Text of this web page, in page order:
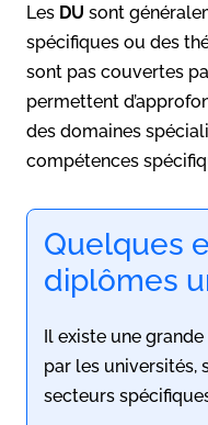
Les DU sont
spécifiques ou des
sont pas couvertes
permettent
des domaines
compétences
Quelques
diplômes
Il existe une
par les universités,
secteurs